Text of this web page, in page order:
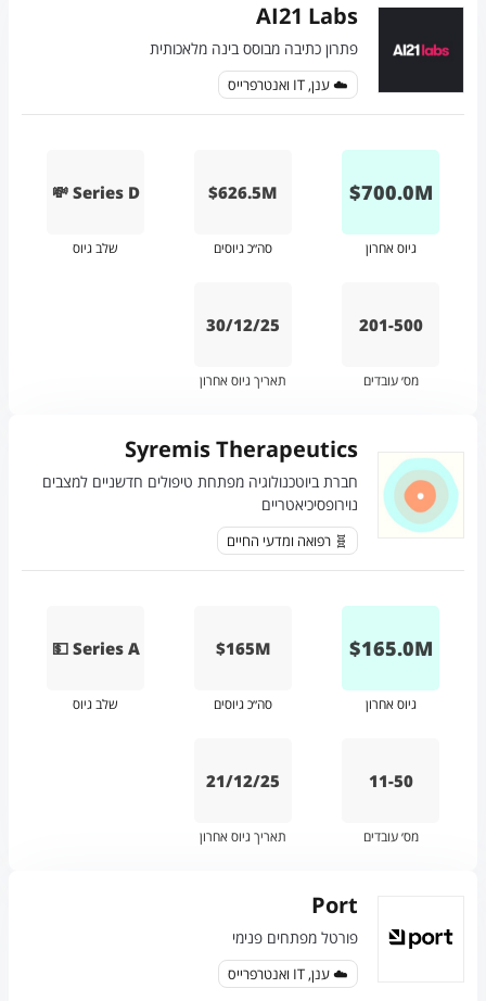
AI21 Labs
פתרון כתיבה מבוסס בינה מלאכותית
☁️ ענן, IT ואנטרפרייס
M
700.0
$
גיוס אחרון
$626.5M
סה״כ גיוסים
💸 Series D
שלב גיוס
201-500
מס׳ עובדים
30/12/25
תאריך גיוס אחרון
Syremis Therapeutics
חברת ביוטכנולוגיה מפתחת טיפולים חדשניים למצבים
נוירופסיכיאטריים
🧬 רפואה ומדעי החיים
M
165.0
$
גיוס אחרון
$165M
סה״כ גיוסים
💵 Series A
שלב גיוס
11-50
מס׳ עובדים
21/12/25
תאריך גיוס אחרון
Port
פורטל מפתחים פנימי
☁️ ענן, IT ואנטרפרייס